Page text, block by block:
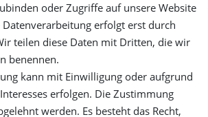
Registrieren
Versandinformationen
stay connected
oder Zugriffe auf unsere Website
erfolgt erst durch
teilen diese Daten mit Dritten, die wir
benennen.
kann mit Einwilligung oder aufgrund
erfolgen. Die Zustimmung
werden. Es besteht das Recht,